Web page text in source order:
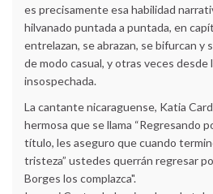
es precisamente esa habilidad
hilvanado puntada a puntada, en
entrelazan, se abrazan, se bifurcan y
de modo casual, y otras veces desde
insospechada.
La cantante nicaraguense, Katia
hermosa que se llama “Regresando
título, les aseguro que cuando
tristeza” ustedes querrán regresar
Borges los complazca".